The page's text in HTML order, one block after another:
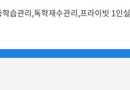
습관리,독학재수관리,프라이빗 1인실